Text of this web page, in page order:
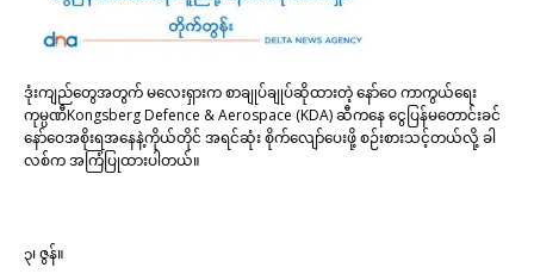
ဒုံးကျည်တွေအတွက် မလေးရှားက စာချုပ်ချုပ်ဆိုထားတဲ့ နော်ဝေ ကာကွယ်ရေး
ကုမ္ပဏီKongsberg Defence & Aerospace (KDA) ဆီကနေ ငွေပြန်မတောင်းခင်
နော်ဝေအစိုးရအနေနဲ့ကိုယ်တိုင် အရင်ဆုံး စိုက်လျော်ပေးဖို့ စဉ်းစားသင့်တယ်လို့ ခါ
လစ်က အကြံပြုထားပါတယ်။
၃၊ ဇွန်။